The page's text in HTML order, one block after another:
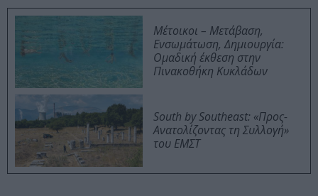
Μέτοικοι – Μετάβαση,
Ενσωμάτωση, Δημιουργία:
Ομαδική έκθεση στην
Πινακοθήκη Κυκλάδων
South by Southeast: «Προς-
Ανατολίζοντας τη Συλλογή»
του ΕΜΣΤ